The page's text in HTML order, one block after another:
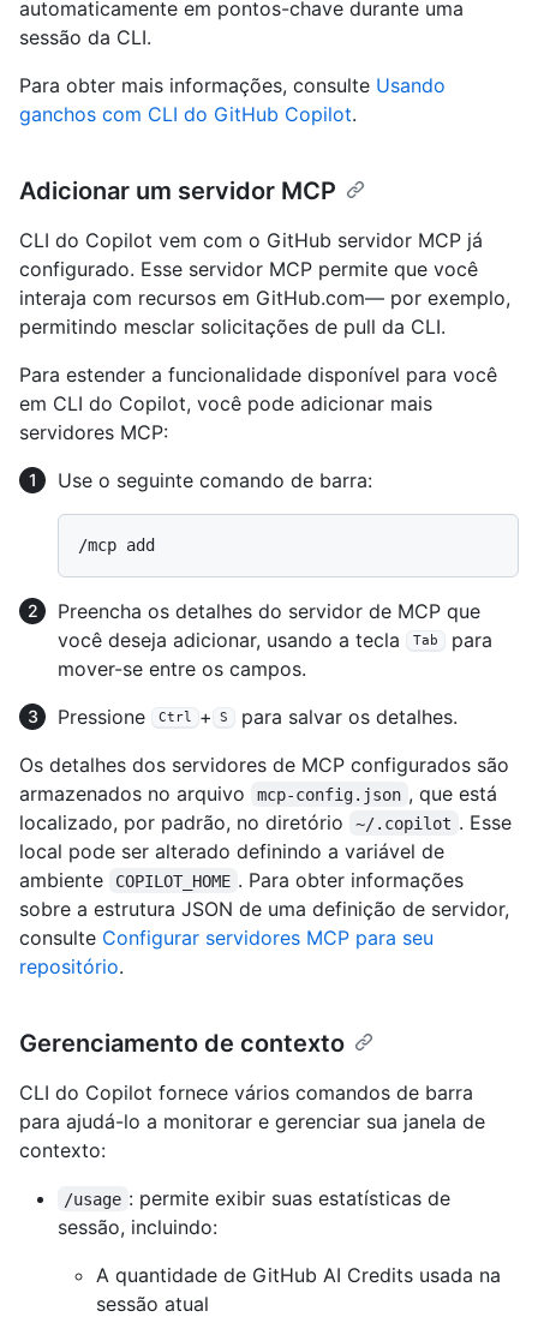
automaticamente em pontos-chave durante uma
sessão da CLI.
Para obter mais informações, consulte Usando
ganchos com CLI do GitHub Copilot.
Adicionar um servidor MCP
CLI do Copilot vem com o GitHub servidor MCP já
configurado. Esse servidor MCP permite que você
interaja com recursos em GitHub.com— por exemplo,
permitindo mesclar solicitações de pull da CLI.
Para estender a funcionalidade disponível para você
em CLI do Copilot, você pode adicionar mais
servidores MCP:
Use o seguinte comando de barra:
Preencha os detalhes do servidor de MCP que
você deseja adicionar, usando a tecla
Tab
para
mover-se entre os campos.
Pressione
Ctrl + S
para salvar os detalhes.
Os detalhes dos servidores de MCP configurados são
armazenados no arquivo
mcp-config.json , que está
localizado, por padrão, no diretório
~/.copilot . Esse
local pode ser alterado definindo a variável de
ambiente
COPILOT_HOME . Para obter informações
sobre a estrutura JSON de uma definição de servidor,
consulte Configurar servidores MCP para seu
repositório.
Gerenciamento de contexto
CLI do Copilot fornece vários comandos de barra
para ajudá-lo a monitorar e gerenciar sua janela de
contexto:
/usage : permite exibir suas estatísticas de
sessão, incluindo:
A quantidade de GitHub AI Credits usada na
sessão atual